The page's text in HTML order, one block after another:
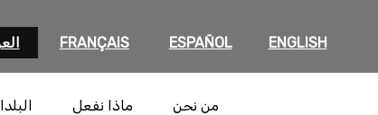
ENGLISH
ESPAÑOL
FRANÇAIS
من نحن ماذا نفعل